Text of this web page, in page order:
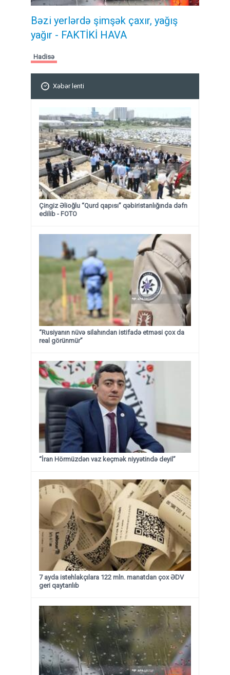
Bəzi yerlərdə şimşək çaxır, yağış
yağır - FAKTİKİ HAVA
Hadisə
Xəbər lenti
Çingiz Əlioğlu “Qurd qapısı” qəbiristanlığında dəfn
edilib - FOTO
“Rusiyanın nüvə silahından istifadə etməsi çox da
real görünmür”
“İran Hörmüzdən vaz keçmək niyyətində deyil”
7 ayda istehlakçılara 122 mln. manatdan çox ƏDV
geri qaytarılıb